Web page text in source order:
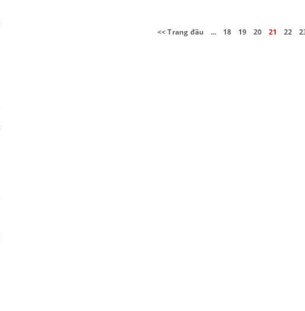
0903 246 456
<< Trang đầu ... 18 19 20 21 22